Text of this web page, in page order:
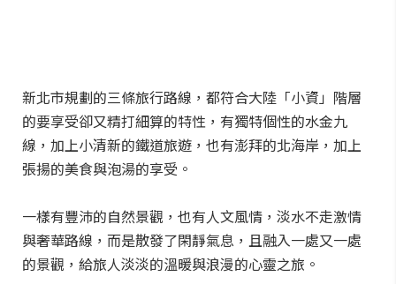
新北市規劃的三條旅行路線，都符合大陸「小資」階層
的要享受卻又精打細算的特性，有獨特個性的水金九
線，加上小清新的鐵道旅遊，也有澎拜的北海岸，加上
張揚的美食與泡湯的享受。
一樣有豐沛的自然景觀，也有人文風情，淡水不走激情
與奢華路線，而是散發了閑靜氣息，且融入一處又一處
的景觀，給旅人淡淡的溫暖與浪漫的心靈之旅。